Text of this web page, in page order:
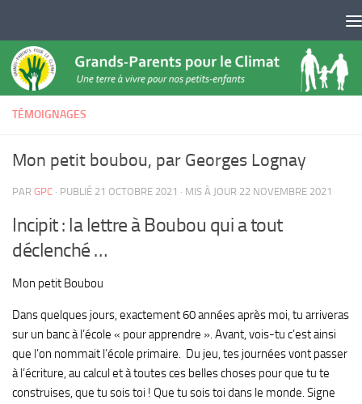
TÉMOIGNAGES
Mon petit boubou, par Georges Lognay
PAR GPC · PUBLIÉ 21 OCTOBRE 2021 · MIS À JOUR 22 NOVEMBRE 2021
Incipit : la lettre à Boubou qui a tout
déclenché …
Mon petit Boubou
Dans quelques jours, exactement 60 années après moi, tu arriveras
sur un banc à l’école « pour apprendre ». Avant, vois-tu c’est ainsi
que l’on nommait l’école primaire. Du jeu, tes journées vont passer
à l’écriture, au calcul et à toutes ces belles choses pour que tu te
construises, que tu sois toi ! Que tu sois toi dans le monde. Signe